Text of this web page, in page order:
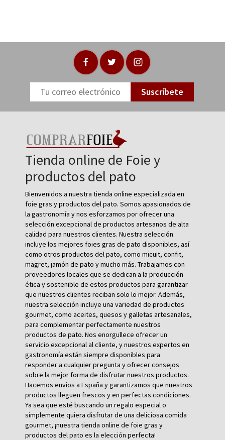
Suscríbete
Tienda online de Foie y
productos del pato
Bienvenidos a nuestra tienda online especializada en
foie gras y productos del pato. Somos apasionados de
la gastronomía y nos esforzamos por ofrecer una
selección excepcional de productos artesanos de alta
calidad para nuestros clientes. Nuestra selección
incluye los mejores foies gras de pato disponibles, así
como otros productos del pato, como micuit, confit,
magret, jamón de pato y mucho más. Trabajamos con
proveedores locales que se dedican a la producción
ética y sostenible de estos productos para garantizar
que nuestros clientes reciban solo lo mejor. Además,
nuestra selección incluye una variedad de productos
gourmet, como aceites, quesos y galletas artesanales,
para complementar perfectamente nuestros
productos de pato. Nos enorgullece ofrecer un
servicio excepcional al cliente, y nuestros expertos en
gastronomía están siempre disponibles para
responder a cualquier pregunta y ofrecer consejos
sobre la mejor forma de disfrutar nuestros productos.
Hacemos envíos a España y garantizamos que nuestros
productos lleguen frescos y en perfectas condiciones.
Ya sea que esté buscando un regalo especial o
simplemente quiera disfrutar de una deliciosa comida
gourmet, ¡nuestra tienda online de foie gras y
productos del pato es la elección perfecta!